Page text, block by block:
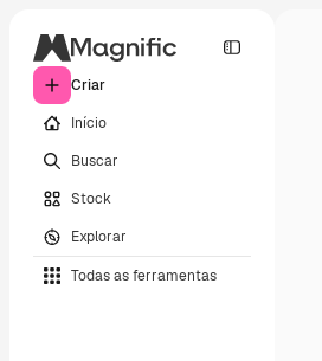
Criar
Início
Buscar
Stock
Explorar
Todas as ferramentas